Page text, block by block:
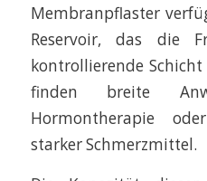
Membranpflaster
Reservoir, das die
kontrollierende Schicht
finden breite
Hormontherapie
starker Schmerzmittel.